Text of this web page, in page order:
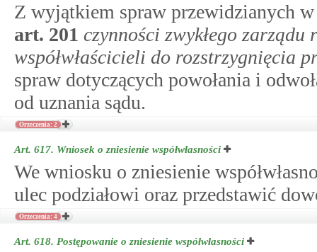
Z wyjątkiem spraw przewidzianych
art. 201 czynności zwykłego zarządu
współwłaścicieli do rozstrzygnięcia
spraw dotyczących powołania i
od uznania sądu.
Orzeczenia: 2
Art. 617. Wniosek o zniesienie współwłasności
We wniosku o zniesienie
ulec podziałowi oraz przedstawić
Orzeczenia: 4
Art. 618. Postępowanie o zniesienie współwłasności